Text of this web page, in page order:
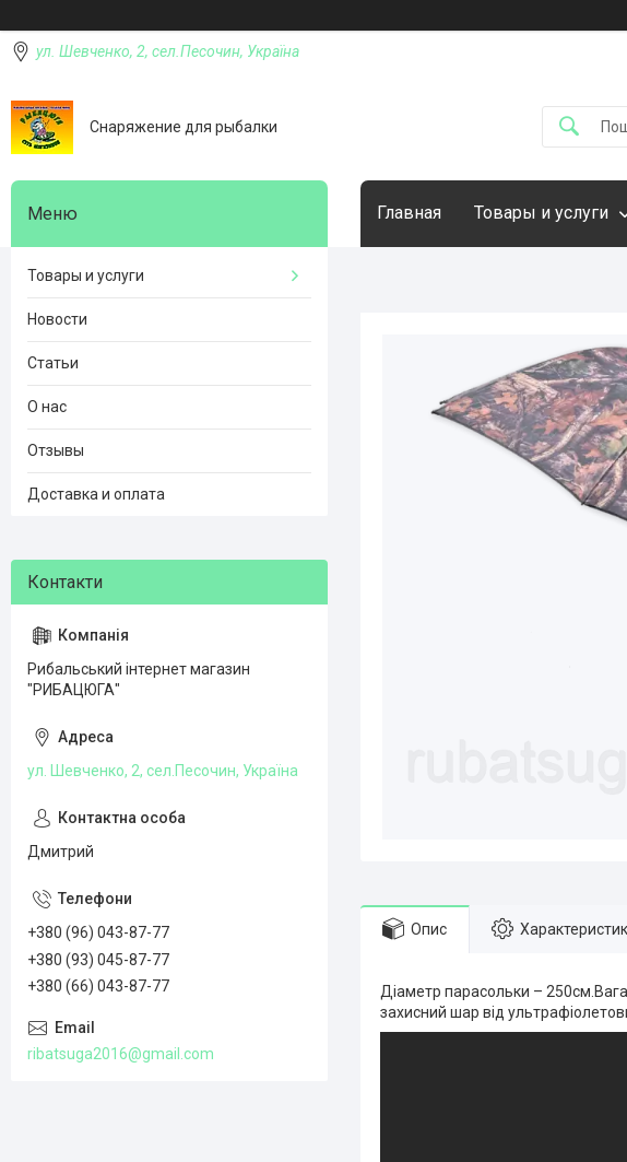
ул. Шевченко, 2, сел.Песочин, Україна
Снаряжение для рыбалки
Главная Товары и услуги
Опис
Діаметр парасольки –
захисний шар від
Товары и услуги
Новости
Статьи
О нас
Отзывы
Доставка и оплата
Рибальський інтернет магазин
"РИБАЦЮГА"
ул. Шевченко, 2, сел.Песочин, Україна
Дмитрий
+380 (96) 043-87-77
+380 (93) 045-87-77
+380 (66) 043-87-77
ribatsuga2016@gmail.com